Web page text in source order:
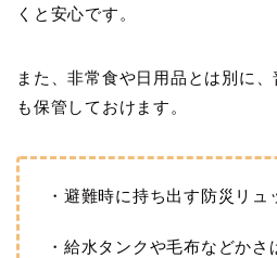
くと安心です。
また、非常食や日用品とは別に
も保管しておけます。
・避難時に持ち出す防災リュ
・給水タンクや毛布などかさ